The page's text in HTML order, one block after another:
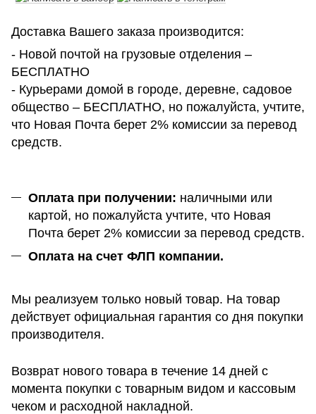
Доставка Вашего заказа производится:
- Новой почтой на грузовые отделения –
БЕСПЛАТНО
- Курьерами домой в городе, деревне, садовое
общество – БЕСПЛАТНО, но пожалуйста, учтите,
что Новая Почта берет 2% комиссии за перевод
средств.
Оплата при получении: наличными или
картой, но пожалуйста учтите, что Новая
Почта берет 2% комиссии за перевод средств.
Оплата на счет ФЛП компании.
Мы реализуем только новый товар. На товар
действует официальная гарантия со дня покупки
производителя.
Возврат нового товара в течение 14 дней с
момента покупки с товарным видом и кассовым
чеком и расходной накладной.